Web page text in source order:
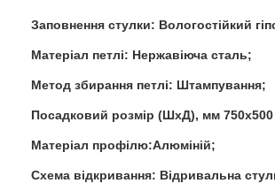
Заповнення стулки: Вологостійкий
Матеріал петлі: Нержавіюча сталь;
Метод збирання петлі: Штампування;
Посадковий розмір (ШхД), мм 750x500
Матеріал профілю:Алюміній;
Схема відкривання: Відривальна